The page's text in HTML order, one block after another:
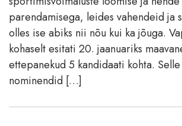
parendamisega, leides vahendeid ja
olles ise abiks nii nõu kui ka jõuga.
kohaselt esitati 20. jaanuariks
ettepanekud 5 kandidaati kohta. Selle
nominendid […]